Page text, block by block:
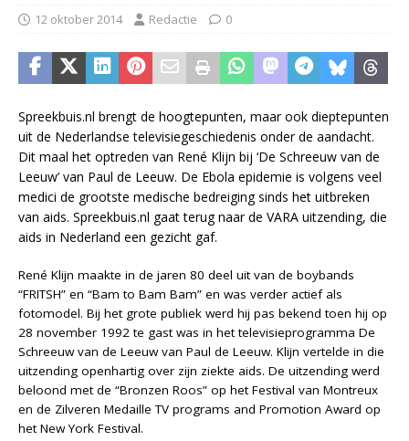
12 oktober 2014 Redactie 0
Spreekbuis.nl brengt de hoogtepunten, maar ook dieptepunten
uit de Nederlandse televisiegeschiedenis onder de aandacht.
Dit maal het optreden van René Klijn bij ‘De Schreeuw van de
Leeuw’ van Paul de Leeuw. De Ebola epidemie is volgens veel
medici de grootste medische bedreiging sinds het uitbreken
van aids. Spreekbuis.nl gaat terug naar de VARA uitzending, die
aids in Nederland een gezicht gaf.
René Klijn maakte in de jaren 80 deel uit van de boybands
“FRITSH” en “Bam to Bam Bam” en was verder actief als
fotomodel. Bij het grote publiek werd hij pas bekend toen hij op
28 november 1992 te gast was in het televisieprogramma De
Schreeuw van de Leeuw van Paul de Leeuw. Klijn vertelde in die
uitzending openhartig over zijn ziekte aids. De uitzending werd
beloond met de “Bronzen Roos” op het Festival van Montreux
en de Zilveren Medaille TV programs and Promotion Award op
het New York Festival.